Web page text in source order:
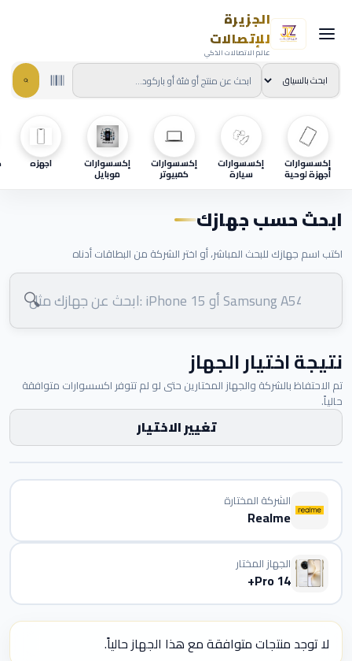
الجزيرة
للإتصالات
عالم الاتصالات الذكي
إكسسوارات
أجهزة لوحية
إكسسوارات
سيارة
إكسسوارات
كمبيوتر
إكسسوارات
موبايل
اجهزه
ابحث حسب جهازك
اكتب اسم جهازك للبحث المباشر، أو اختر الشركة من البطاقات أدناه
🔍
نتيجة اختيار الجهاز
تم الاحتفاظ بالشركة والجهاز المختارين حتى لو لم تتوفر اكسسوارات متوافقة
حالياً.
تغيير الاختيار
الشركة المختارة
Realme
الجهاز المختار
14 Pro+
لا توجد منتجات متوافقة مع هذا الجهاز حالياً.